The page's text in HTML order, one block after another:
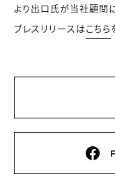
より出口氏が当社顧問
プレスリリースはこちら